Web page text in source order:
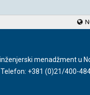
menadžment u
+381 (0)21/400-